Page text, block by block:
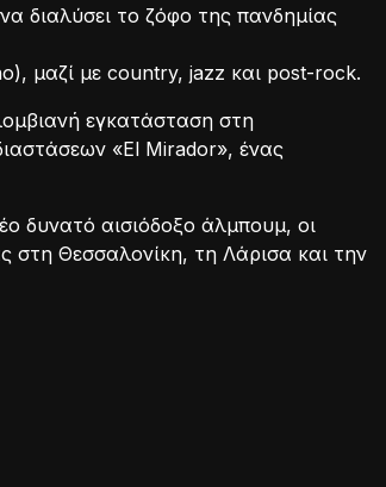
διαλύσει το ζόφο της πανδημίας
μαζί με country, jazz και post-rock.
εγκατάσταση στη
«El Mirador», ένας
δυνατό αισιόδοξο άλμπουμ, οι
στη Θεσσαλονίκη, τη Λάρισα και την